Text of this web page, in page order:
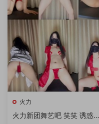
火力
火力新团舞艺吧 笑笑 诱惑顶